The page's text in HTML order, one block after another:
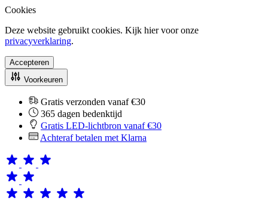
Cookies
Deze website gebruikt cookies. Kijk hier voor onze
privacyverklaring.
Accepteren
Voorkeuren
Gratis verzonden vanaf €30
365 dagen bedenktijd
Gratis LED-lichtbron vanaf €30
Achteraf betalen met Klarna